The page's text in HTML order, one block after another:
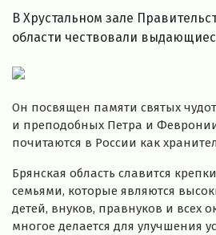
В Хрустальном зале
области чествовали
Он посвящен памяти святых
и преподобных Петра и
почитаются в России как
Брянская область славится
семьями, которые являются
детей, внуков, правнуков и всех
многое делается для улучшения